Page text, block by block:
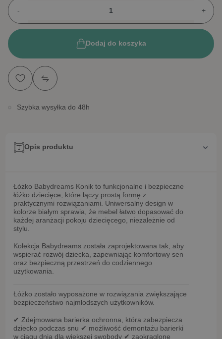
- +
Dodaj do koszyka
Szybka wysyłka do 48h
Opis produktu
Łóżko Babydreams Konik to funkcjonalne i bezpieczne
łóżko dziecięce, które łączy prostą formę z
praktycznymi rozwiązaniami. Uniwersalny design w
kolorze białym sprawia, że mebel łatwo dopasować do
każdej aranżacji pokoju dziecięcego, niezależnie od
stylu.
Kolekcja Babydreams została zaprojektowana tak, aby
wspierać rozwój dziecka, zapewniając komfortowy sen
oraz bezpieczną przestrzeń do codziennego
użytkowania.
Łóżko zostało wyposażone w rozwiązania zwiększające
bezpieczeństwo najmłodszych użytkowników.
✔ Zdejmowana barierka ochronna , która zabezpiecza
dziecko podczas snu ✔ możliwość demontażu barierki
w ciągu dnia dla większej swobody ✔ zaokrąglone